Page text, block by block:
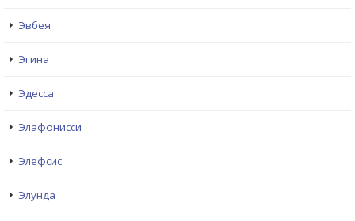
Эвбея
Эгина
Эдесса
Элафонисси
Элефсис
Элунда